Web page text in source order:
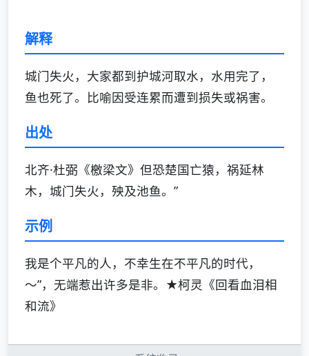
解释
城门失火，大家都到护城河取水，水用完了，
鱼也死了。比喻因受连累而遭到损失或祸害。
出处
北齐·杜弼《檄梁文》但恐楚国亡猿，祸延林
木，城门失火，殃及池鱼。”
示例
我是个平凡的人，不幸生在不平凡的时代，
～”，无端惹出许多是非。★柯灵《回看血泪相
和流》